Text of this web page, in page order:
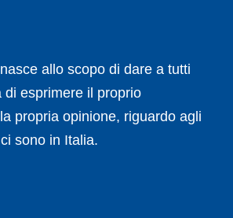
allo scopo di dare a tutti
di esprimere il proprio
propria opinione, riguardo agli
sono in Italia.